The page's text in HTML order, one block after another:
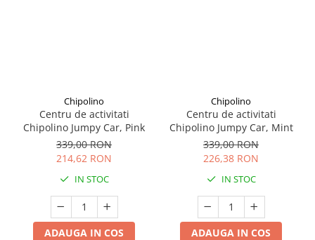
Chipolino
Centru de activitati
Chipolino Jumpy Car, Pink
339,00 RON
214,62 RON
IN STOC
ADAUGA IN COS
Chipolino
Centru de activitati
Chipolino Jumpy Car, Mint
339,00 RON
226,38 RON
IN STOC
ADAUGA IN COS